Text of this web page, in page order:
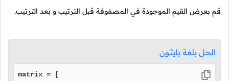
قم بعرض القيم الموجودة في المصفوفة قبل الترتيب و بعد الترتيب.
الحل بلغة بايثون
matrix = [